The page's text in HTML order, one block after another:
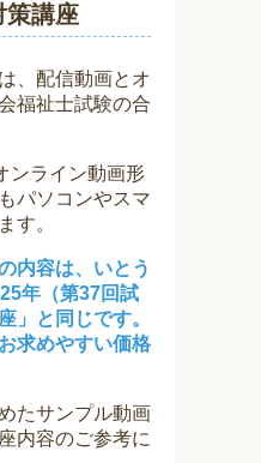
策講座
、配信動画とオ
福祉士試験の合
ンライン動画形
パソコンやスマ
す。
内容は、いとう
年（第37回試
」と同じです。
求めやすい価格
たサンプル動画
内容のご参考に